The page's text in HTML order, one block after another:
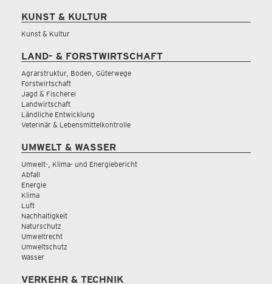
KUNST & KULTUR
Kunst & Kultur
LAND- & FORSTWIRTSCHAFT
Agrarstruktur, Boden, Güterwege
Forstwirtschaft
Jagd & Fischerei
Landwirtschaft
Ländliche Entwicklung
Veterinär & Lebensmittelkontrolle
UMWELT & WASSER
Umwelt-, Klima- und Energiebericht
Abfall
Energie
Klima
Luft
Nachhaltigkeit
Naturschutz
Umweltrecht
Umweltschutz
Wasser
VERKEHR & TECHNIK